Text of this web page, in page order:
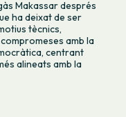
Makassar després
ha deixat de ser
tècnics,
amb la
centrant
alineats amb la